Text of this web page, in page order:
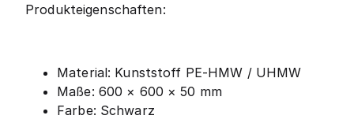
Produkteigenschaften:
Material: Kunststoff PE-HMW / UHMW
Maße: 600 × 600 × 50 mm
Farbe: Schwarz